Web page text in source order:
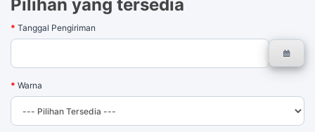
Pilihan yang tersedia
Tanggal Pengiriman
Warna